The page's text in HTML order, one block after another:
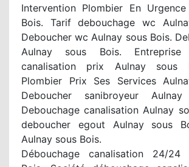
Intervention Plombier En
Bois. Tarif debouchage wc
Deboucher wc Aulnay sous Bois.
Aulnay sous Bois. Entreprise
canalisation prix Aulnay sous
Plombier Prix Ses Services
Deboucher sanibroyeur
Debouchage canalisation Aulnay
deboucher egout Aulnay sous
Aulnay sous Bois.
Débouchage canalisation 24/24